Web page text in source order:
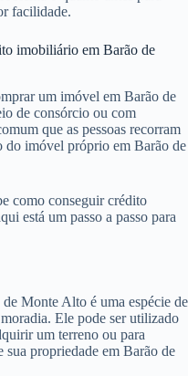
facilidade.
imobiliário em Barão de
um imóvel em Barão de
de consórcio ou com
que as pessoas recorram
do imóvel próprio em Barão de
como conseguir crédito
está um passo a passo para
Monte Alto é uma espécie de
Ele pode ser utilizado
um terreno ou para
propriedade em Barão de